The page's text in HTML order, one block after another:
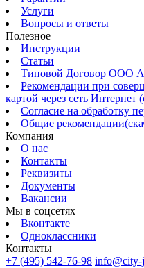
Услуги
Вопросы и ответы
Полезное
Инструкции
Статьи
Типовой Договор ООО
Рекомендации при
картой через сеть Интернет
Согласие на обработку
Общие
Компания
О нас
Контакты
Реквизиты
Документы
Вакансии
Мы в соцсетях
Вконтакте
Одноклассники
Контакты
+7 (495) 542-76-98 info@city-